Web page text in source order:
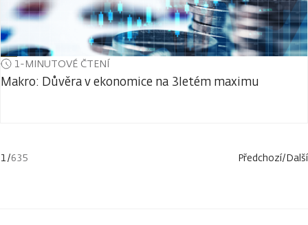
1-MINUTOVÉ ČTENÍ
Makro: Důvěra v ekonomice na 3letém maximu
1/635 Předchozí/Další